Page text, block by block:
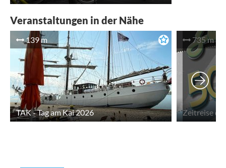
Veranstaltungen in der Nähe
139 m
TAK - Tag am Kai 2026
735 m